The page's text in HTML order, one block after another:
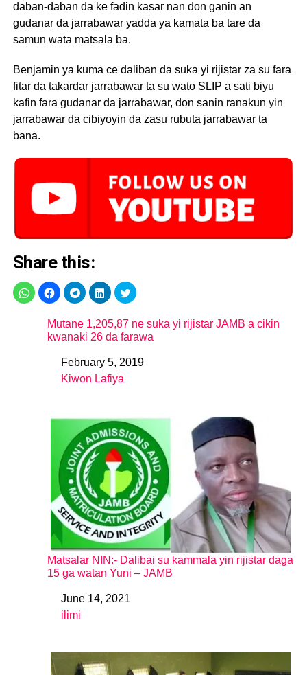
daban-daban da ke fadin kasar nan don ganin an
gudanar da jarrabawar yadda ya kamata ba tare da
samun wata matsala ba.
Benjamin ya kuma ce daliban da suka yi rijistar za su fara
fitar da takardar jarrabawar ta su wato SLIP a sati biyu
kafin fara gudanar da jarrabawar, don sanin ranakun yin
jarrabawar da cibiyoyin da zasu rubuta jarrabawar ta
bana.
Share this:
Mutane 1,205,87 ne suka yi rijistar JAMB a cikin
kwanaki 26 da farawa
DateFebruary 5, 2019
In relation to
Kiwon Lafiya
Matsalar NIN:- Dalibai su kammala yin rijistar daga
15 ga watan Yuni – JAMB
DateJune 14, 2021
In relation to
ilimi